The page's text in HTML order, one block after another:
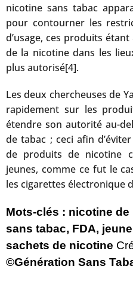
nicotine sans tabac
pour contourner les
d’usage, ces produits
de la nicotine dans les
plus autorisé[4].
Les deux chercheuses de
rapidement sur les
étendre son autorité au-
de tabac ; ceci afin
de produits de nicotine
jeunes, comme ce fut le
les cigarettes électronique
Mots-clés : nicotine
sans tabac, FDA,
sachets de nicotine
©Génération Sans